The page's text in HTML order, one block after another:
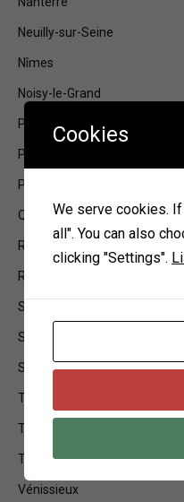
Neuilly-sur-Seine
Nîmes
Noisy-le-Grand
Pantin
Pau
Pessac
Quimper
Rennes
Rouen
Saint-Denis
Saint-Nazaire
Sarcelles
Toulon
Tourcoing
Troyes
Vénissieux
Cookies
We serve cookies.
all". You can also
clicking "Settings".